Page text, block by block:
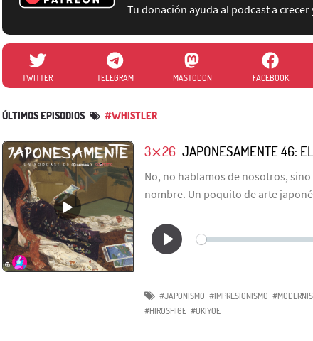
Tu donación ayuda al podcast a
TWITTER TELEGRAM MASTODON FACEBOOK
ÚLTIMOS EPISODIOS #WHISTLER
3⨯26 JAPONESAMENTE 46:
No, no hablamos de nosotros,
nombre. Un poquito de arte
#JAPONISMO #IMPRESIONISMO
#HIROSHIGE #UKIYOE